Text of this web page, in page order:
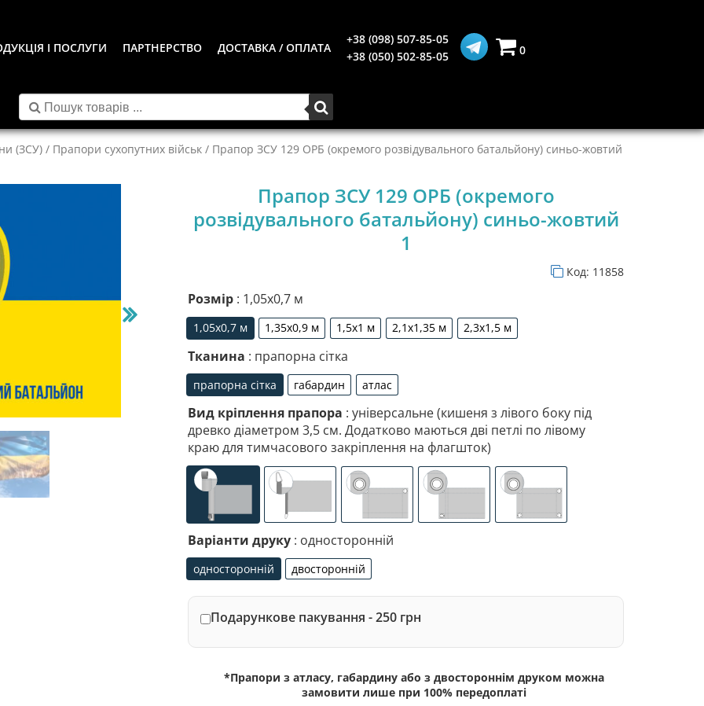
І ПОСЛУГИ ПАРТНЕРСТВО ДОСТАВКА / ОПЛАТА
+38 (098) 507-85-05
+38 (050) 502-85-05
0
(ЗСУ) / Прапори сухопутних військ / Прапор ЗСУ 129 ОРБ (окремого розвідувального батальйону) синьо-жовтий
Прапор ЗСУ 129 ОРБ (окремого
розвідувального батальйону) синьо-жовтий
1
Код: 11858
Розмір : 1,05х0,7 м
1,05х0,7 м
1,05х0,7 м
1,35х0,9 м
1,35х0,9 м
1,5х1 м
1,5х1 м
2,1х1,35 м
2,1х1,35 м
2,3х1,5 м
2,3х1,5 м
Тканина : прапорна сітка
прапорна сітка
прапорна сітка
габардин
габардин
атлас
атлас
Вид кріплення прапора : універсальне (кишеня з лівого боку під
древко діаметром 3,5 см. Додатково маються дві петлі по лівому
краю для тимчасового закріплення на флагшток)
Варіанти друку : односторонній
односторонній
односторонній
двосторонній
двосторонній
Подарункове пакування - 250 грн
*Прапори з атласу, габардину або з двостороннім друком можна
замовити лише при 100% передоплаті